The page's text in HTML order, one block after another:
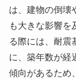
は、建物の倒壊
も大きな影響を
る際には、耐震
に、築年数が経
傾向があるため